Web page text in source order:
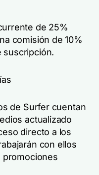
de 25%
comisión de 10%
suscripción.
de Surfer cuentan
actualizado
directo a los
con ellos
promociones